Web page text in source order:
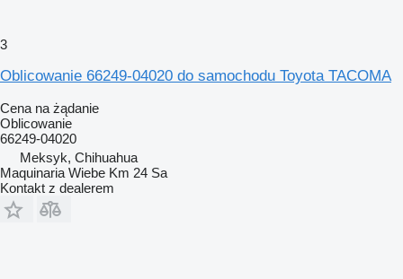
3
Oblicowanie 66249-04020 do samochodu Toyota TACOMA
Cena na żądanie
Oblicowanie
66249-04020
Meksyk, Chihuahua
Maquinaria Wiebe Km 24 Sa
Kontakt z dealerem